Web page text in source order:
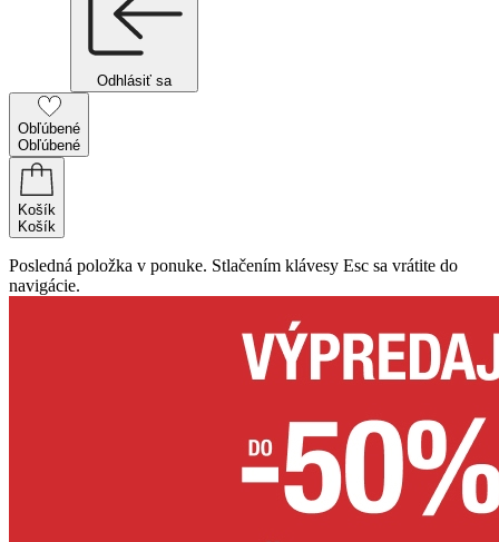
Odhlásiť sa
Obľúbené
Obľúbené
Košík
Košík
Posledná položka v ponuke. Stlačením klávesy Esc sa vrátite do
navigácie.